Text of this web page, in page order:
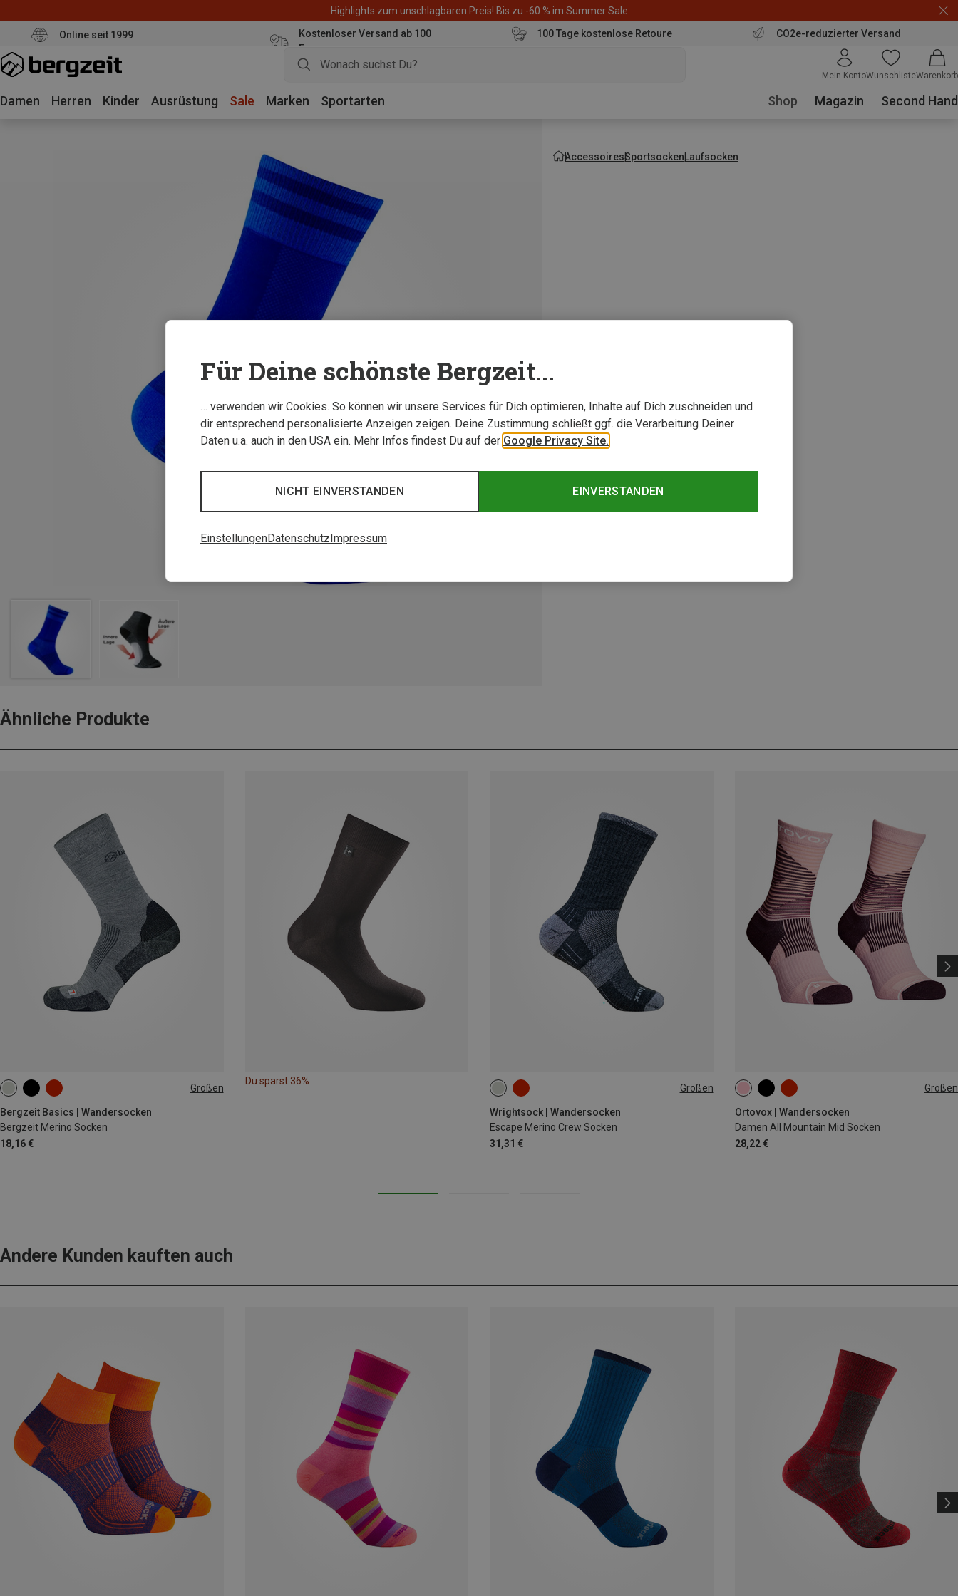
Highlights zum unschlagbaren Preis! Bis zu -60 % im Summer Sale
Online seit 1999
Kostenloser Versand ab 100
Euro
100 Tage kostenlose Retoure CO2e-reduzierter Versand
Mein KontoWunschlisteWarenkorb
Damen Herren Kinder Ausrüstung Sale Marken Sportarten Shop Magazin Second Hand
AccessoiresSportsockenLaufsocken
Ähnliche Produkte
Größen
Bergzeit Basics | Wandersocken
Bergzeit Merino Socken
18,16 €
36|37|38 45|46|47
Du sparst 36%
Größen
Wrightsock | Wandersocken
Escape Merino Crew Socken
31,31 €
34|35|36|37
45.5|46|47|48|49
Größen
Ortovox | Wandersocken
Damen All Mountain Mid Socken
28,22 €
35|36|37|38
Andere Kunden kauften auch
Für Deine schönste Bergzeit...
… verwenden wir Cookies. So können wir unsere Services für Dich optimieren, Inhalte auf Dich zuschneiden und
dir entsprechend personalisierte Anzeigen zeigen. Deine Zustimmung schließt ggf. die Verarbeitung Deiner
Daten u.a. auch in den USA ein. Mehr Infos findest Du auf der Google Privacy Site.
EINVERSTANDEN
NICHT EINVERSTANDEN
EinstellungenDatenschutzImpressum